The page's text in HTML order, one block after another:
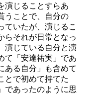
演じることすらあ
うことで、自分の
ていたが、演じるこ
らそれが日常となっ
演じている自分と演
て「安達祐実」であ
ある自分」も含めて
とで初めて持てた
であったのように思